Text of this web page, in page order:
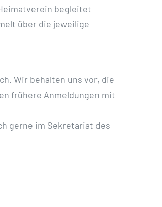
begleitet
über die jeweilige
Wir behalten uns vor, die
frühere Anmeldungen mit
gerne im Sekretariat des